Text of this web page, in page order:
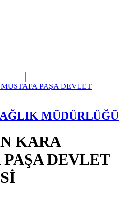
MÜDÜRLÜĞÜ
KARA
DEVLET